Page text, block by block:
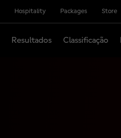
Hospitality Packages Store
Resultados Classificação